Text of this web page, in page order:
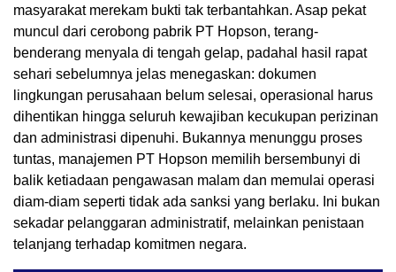
masyarakat merekam bukti tak terbantahkan. Asap pekat
muncul dari cerobong pabrik PT Hopson, terang-
benderang menyala di tengah gelap, padahal hasil rapat
sehari sebelumnya jelas menegaskan: dokumen
lingkungan perusahaan belum selesai, operasional harus
dihentikan hingga seluruh kewajiban kecukupan perizinan
dan administrasi dipenuhi. Bukannya menunggu proses
tuntas, manajemen PT Hopson memilih bersembunyi di
balik ketiadaan pengawasan malam dan memulai operasi
diam-diam seperti tidak ada sanksi yang berlaku. Ini bukan
sekadar pelanggaran administratif, melainkan penistaan
telanjang terhadap komitmen negara.